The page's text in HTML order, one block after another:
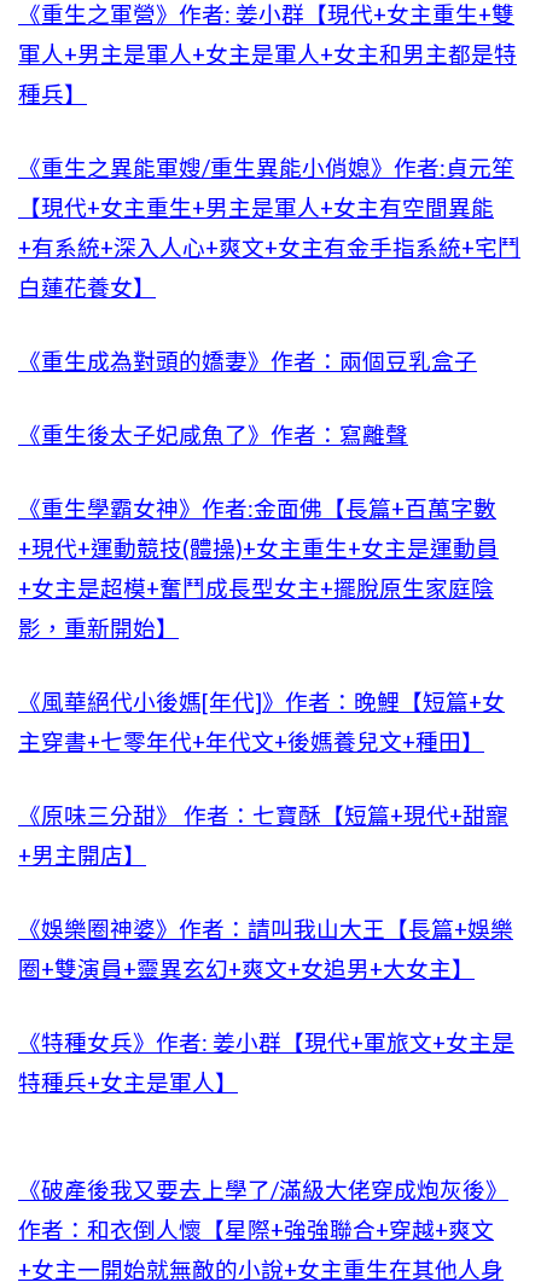
《重生之軍營》作者: 姜小群【現代+女主重生+雙
軍人+男主是軍人+女主是軍人+女主和男主都是特
種兵】
《重生之異能軍嫂/重生異能小俏媳》作者:貞元笙
【現代+女主重生+男主是軍人+女主有空間異能
+有系統+深入人心+爽文+女主有金手指系統+宅鬥
白蓮花養女】
《重生成為對頭的嬌妻》作者：兩個豆乳盒子
《重生後太子妃咸魚了》作者：寫離聲
《重生學霸女神》作者:金面佛【長篇+百萬字數
+現代+運動競技(體操)+女主重生+女主是運動員
+女主是超模+奮鬥成長型女主+擺脫原生家庭陰
影，重新開始】
《風華絕代小後媽[年代]》作者：晚鯉【短篇+女
主穿書+七零年代+年代文+後媽養兒文+種田】
《原味三分甜》 作者：七寶酥【短篇+現代+甜寵
+男主開店】
《娛樂圈神婆》作者：請叫我山大王【長篇+娛樂
圈+雙演員+靈異玄幻+爽文+女追男+大女主】
《特種女兵》作者: 姜小群【現代+軍旅文+女主是
特種兵+女主是軍人】
《破產後我又要去上學了/滿級大佬穿成炮灰後》
作者：和衣倒人懷【星際+強強聯合+穿越+爽文
+女主一開始就無敵的小說+女主重生在其他人身